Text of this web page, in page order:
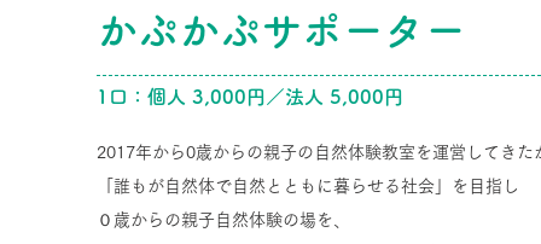
かぷかぷサポー ター
1口：個人 3, 000円／法人 5,000円
2017年から0歳からの親子の自然体験教室を運営してきた
「誰もが自然体で自然とともに暮らせる社会」を目指し
０歳からの親子自然体験の場を、